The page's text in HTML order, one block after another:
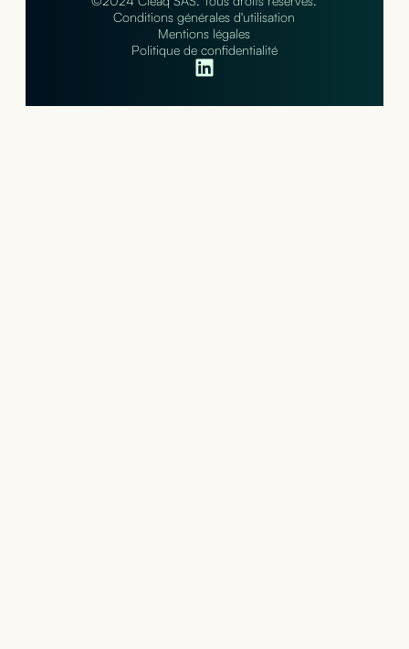
Conditions générales d'utilisation
Mentions légales
Politique de confidentialité